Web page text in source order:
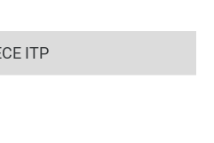
ITP